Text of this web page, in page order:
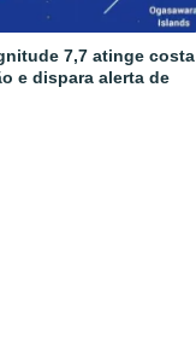
7,7 atinge costa
e dispara alerta de